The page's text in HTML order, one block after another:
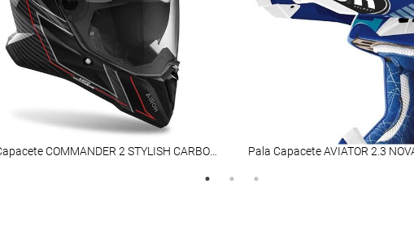
Capacete COMMANDER 2 STYLISH CARBON Gloss AIROH